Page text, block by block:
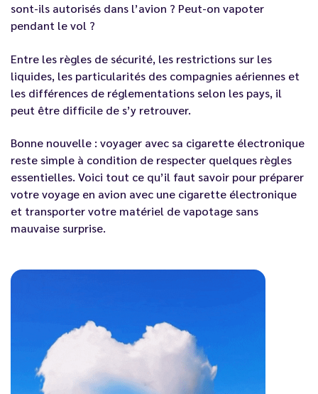
sont-ils autorisés dans l’avion ? Peut-on vapoter
pendant le vol ?
Entre les règles de sécurité, les restrictions sur les
liquides, les particularités des compagnies aériennes et
les différences de réglementations selon les pays, il
peut être difficile de s’y retrouver.
Bonne nouvelle : voyager avec sa cigarette électronique
reste simple à condition de respecter quelques règles
essentielles. Voici tout ce qu’il faut savoir pour préparer
votre voyage en avion avec une cigarette électronique
et transporter votre matériel de vapotage sans
mauvaise surprise.